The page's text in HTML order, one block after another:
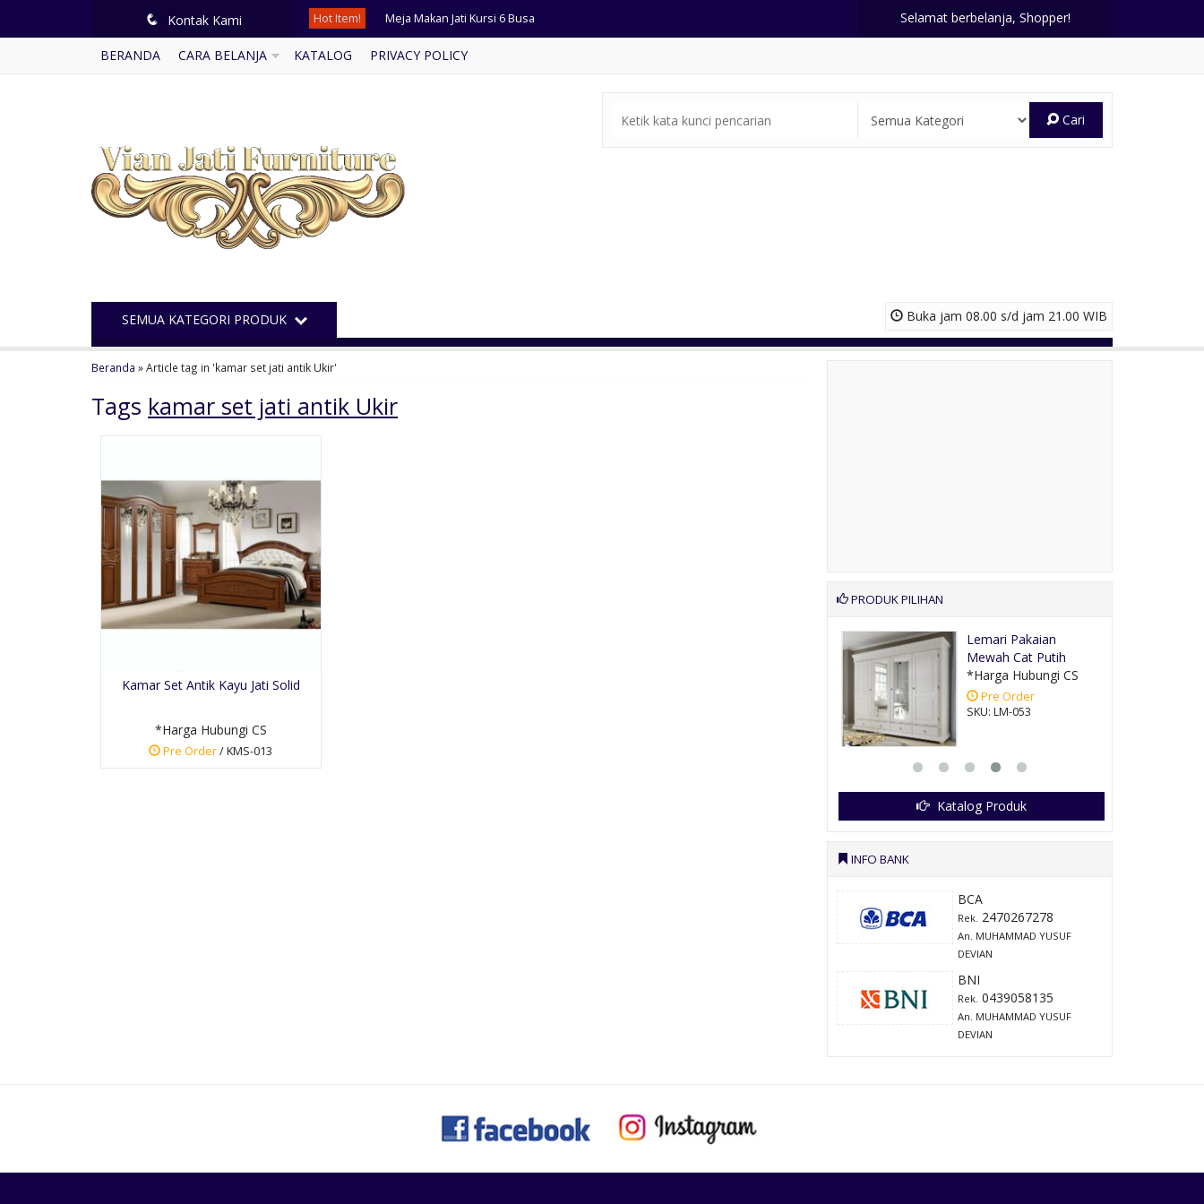
q Kontak Kami Hot Item! Meja Makan Jati Kursi 6 Busa
Kursi Tamu Cat Emas Ukir Klasik
Dipan Klasik Bahan Kayu Jati
Lemari Hias Mewah Cat Duco
Selamat berbelanja, Shopper!
BERANDA CARA BELANJA KATALOG PRIVACY POLICY
Cari
Buka jam 08.00 s/d jam 21.00 WIB
SEMUA KATEGORI PRODUK
Beranda »Article tag in 'kamar set jati antik Ukir'
Tags kamar set jati antik Ukir
Kamar Set Antik Kayu Jati Solid
*Harga Hubungi CS
Pre Order/ KMS-013
PRODUK PILIHAN
Pre Order
Lemari Pakaian
Mewah Cat Putih
*Harga Hubungi CS
Pre Order
SKU: LM-053
Katalog Produk
INFO BANK
BCA
Rek. 2470267278
An. MUHAMMAD YUSUF
DEVIAN
BNI
Rek. 0439058135
An. MUHAMMAD YUSUF
DEVIAN